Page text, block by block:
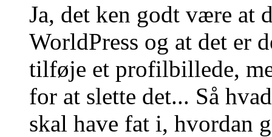
Ja, det ken godt være at
WorldPress og at det er
tilføje et profilbillede,
for at slette det... Så
skal have fat i, hvordan